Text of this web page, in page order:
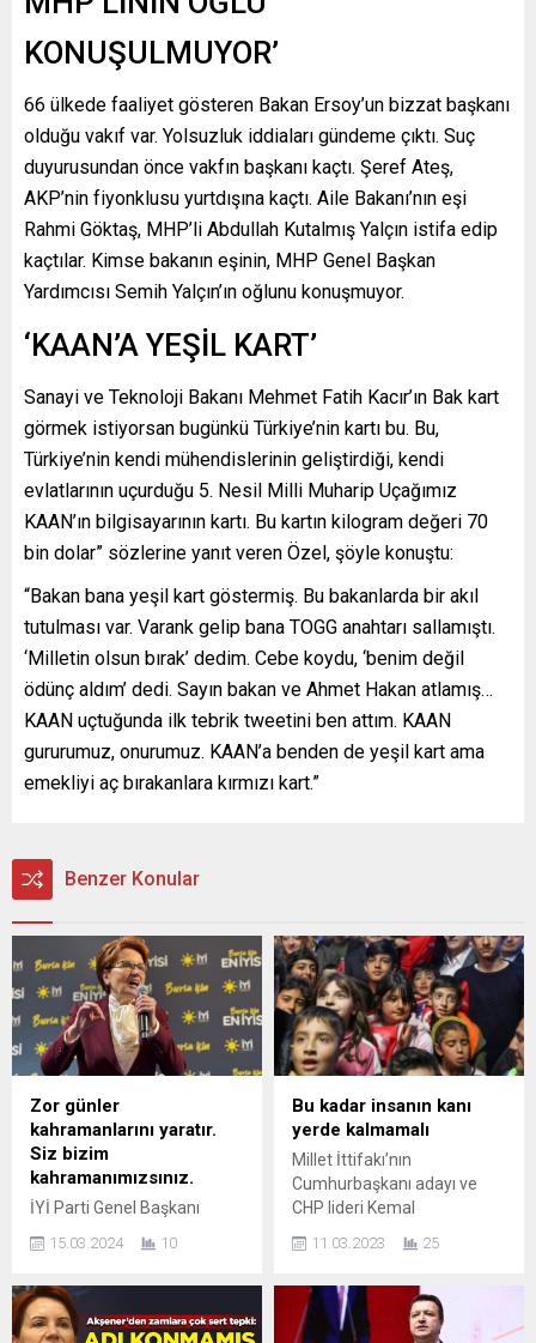
KONUŞULMUYOR’
66 ülkede faaliyet gösteren Bakan Ersoy’un bizzat başkanı
olduğu vakıf var. Yolsuzluk iddiaları gündeme çıktı. Suç
duyurusundan önce vakfın başkanı kaçtı. Şeref Ateş,
AKP’nin fiyonklusu yurtdışına kaçtı. Aile Bakanı’nın eşi
Rahmi Göktaş, MHP’li Abdullah Kutalmış Yalçın istifa edip
kaçtılar. Kimse bakanın eşinin, MHP Genel Başkan
Yardımcısı Semih Yalçın’ın oğlunu konuşmuyor.
‘KAAN’A YEŞİL KART’
Sanayi ve Teknoloji Bakanı Mehmet Fatih Kacır’ın Bak kart
görmek istiyorsan bugünkü Türkiye’nin kartı bu. Bu,
Türkiye’nin kendi mühendislerinin geliştirdiği, kendi
evlatlarının uçurduğu 5. Nesil Milli Muharip Uçağımız
KAAN’ın bilgisayarının kartı. Bu kartın kilogram değeri 70
bin dolar” sözlerine yanıt veren Özel, şöyle konuştu:
“Bakan bana yeşil kart göstermiş. Bu bakanlarda bir akıl
tutulması var. Varank gelip bana TOGG anahtarı sallamıştı.
‘Milletin olsun bırak’ dedim. Cebe koydu, ‘benim değil
ödünç aldım’ dedi. Sayın bakan ve Ahmet Hakan atlamış…
KAAN uçtuğunda ilk tebrik tweetini ben attım. KAAN
gururumuz, onurumuz. KAAN’a benden de yeşil kart ama
emekliyi aç bırakanlara kırmızı kart.”
Benzer Konular
Zor günler
kahramanlarını yaratır.
Siz bizim
kahramanımızsınız.
İYİ Parti Genel Başkanı
Meral Akşener, düzenlenen
iftar programında yerel
açıklamalarda bulundu.
Akşener konuşmasında,
15.03.2024 10
Bu kadar insanın kanı
yerde kalmamalı
Millet İttifakı’nın
Cumhurbaşkanı adayı ve
CHP lideri Kemal
Kılıçdaroğlu, “Bu kadar
insanın ölümünden sorumlu
ellerini, kollarını sallayarak
kentlerin sokaklarında
11.03.2023 25